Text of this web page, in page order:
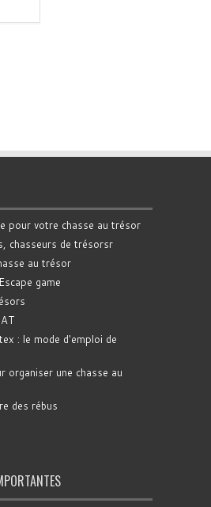
pour votre chasse au trésor
chasseurs de trésorsr
au trésor
game
: le mode d'emploi de
organiser une chasse au
des rébus